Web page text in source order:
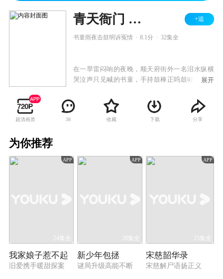
青天衙门 第二部 +追
书童雨夜击鼓明诉冤情 8.1分 32集全
在一旱雷闷响的夜晚，顺天府街外一名泪水纵横
哭泣声只见喊的书童，手持鼓棒正呜鼓喊冤。身
问其因。方庆被提到公堂上，泣诉了少爷方之栋
与余清莲，本为一对青梅竹马的恋人，但因迫于
无奈，清莲流落风尘沦为卖艺之女。方之栋为给
为其赎身。本应是有情人终成眷属，以喜为终，
极跟随清莲而去。方家二老欲告富察家康，但因
家二老，二老因感控诉无门，为防止顺天府尹与
县令官官相互，包庇富察家康，两人决意以死相
展开
超清画质 38 收藏 下载 分享
为你推荐
APP
24集全
我家娘子惹不起
旧爱携手暖甜探案
APP
28集全
新少年包拯
谜局升级高能不断
APP
25集全
宋慈韶华录
宋慈解尸语扬正义